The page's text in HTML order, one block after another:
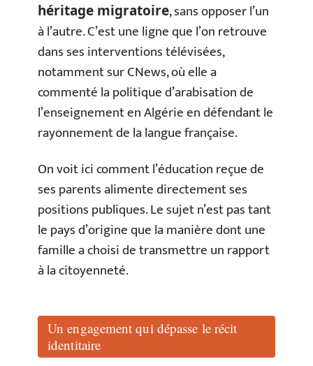
héritage migratoire, sans opposer l’un
à l’autre. C’est une ligne que l’on retrouve
dans ses interventions télévisées,
notamment sur CNews, où elle a
commenté la politique d’arabisation de
l’enseignement en Algérie en défendant le
rayonnement de la langue française.
On voit ici comment l’éducation reçue de
ses parents alimente directement ses
positions publiques. Le sujet n’est pas tant
le pays d’origine que la manière dont une
famille a choisi de transmettre un rapport
à la citoyenneté.
Un engagement qui dépasse le récit
identitaire